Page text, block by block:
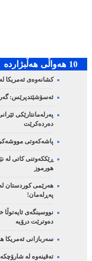
10 هه‌واڵی هه‌ڵبژارده‌
کشانەوەی ئەمریکا
ئەسۆشێتدپرێس:
پەرلەمانتارێکی
دەردەکرێت
پاشەکەوتی مووشەکی
ڕێککەوتنی کاتی لە
هورموز
پەڕلەمان!
نووسینگەی
دەوترێت درۆیە
سەربازانی ئەمریکا
تەقینەوە لە شارۆچکەی